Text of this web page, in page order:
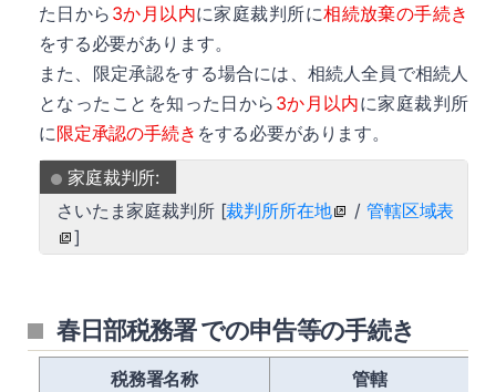
た日から 3か月以内に家庭裁判所に相続放棄の手続き
をする必要があります。
また、限定承認をする場合には、相続人全員で相続人
となったことを知った日から 3か月以内に家庭裁判所
に限定承認の手続き をする必要があります。
家庭裁判所:
さいたま家庭裁判所 [裁判所所在地 /管轄区域表
]
春日部税務署 での申告等の手続き
税務署名称 管轄